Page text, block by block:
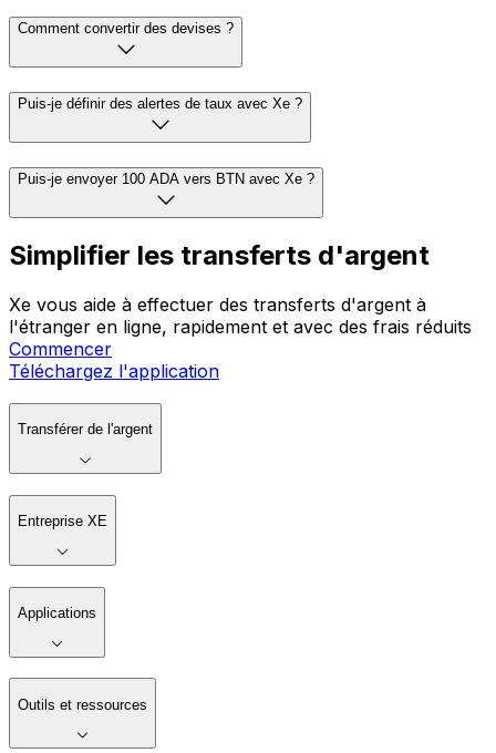
Comment convertir des devises ?
Puis-je définir des alertes de taux avec Xe ?
Puis-je envoyer 100 ADA vers BTN avec Xe ?
Simplifier les transferts d'argent
Xe vous aide à effectuer des transferts d'argent à
l'étranger en ligne, rapidement et avec des frais réduits
Commencer
Téléchargez l'application
Transférer de l'argent
Entreprise XE
Applications
Outils et ressources